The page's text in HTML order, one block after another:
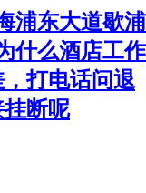
浦东大道歇浦
什么酒店工作
打电话问退
断呢